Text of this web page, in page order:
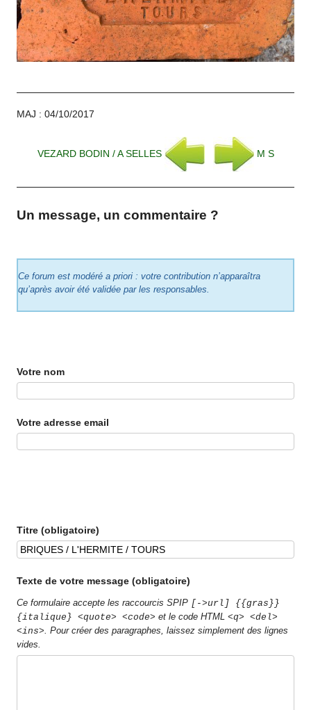
MAJ : 04/10/2017
VEZARD BODIN / A SELLES M S
Un message, un commentaire ?
Ce forum est modéré a priori : votre contribution n’apparaîtra
qu’après avoir été validée par les responsables.
Votre nom
Votre adresse email
Titre (obligatoire)
Texte de votre message (obligatoire)
Ce formulaire accepte les raccourcis SPIP [->url] {{gras}}
{italique} <quote> <code> et le code HTML<q> <del>
<ins> . Pour créer des paragraphes, laissez simplement des lignes
vides.